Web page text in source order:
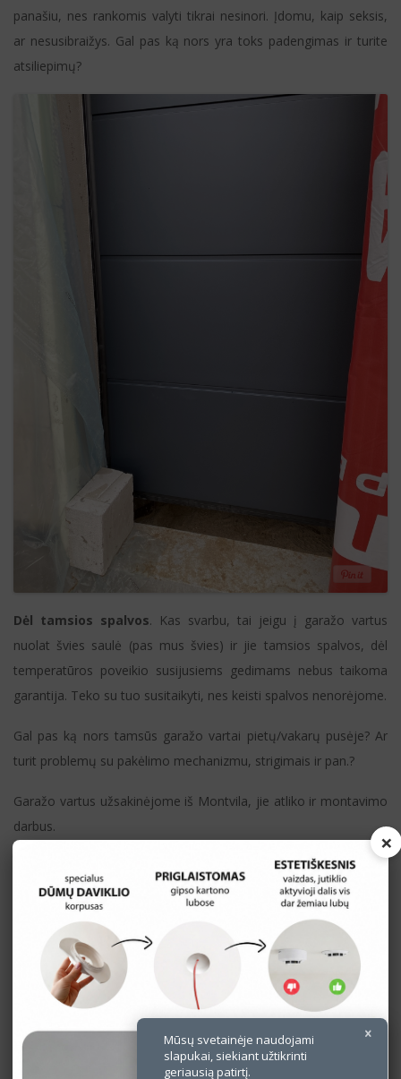
×
panašiu, nes rankomis valyti tikrai nesinori. Įdomu, kaip seksis,
ar nesusibraižys. Gal pas ką nors yra toks padengimas ir turite
atsiliepimų?
Dėl tamsios spalvos. Kas svarbu, tai jeigu į garažo vartus
nuolat švies saulė (pas mus švies) ir jie tamsios spalvos, dėl
temperatūros poveikio susijusiems gedimams nebus taikoma
garantija. Teko su tuo susitaikyti, nes keisti spalvos nenorėjome.
Gal pas ką nors tamsūs garažo vartai pietų/vakarų pusėje? Ar
turit problemų su pakėlimo mechanizmu, strigimais ir pan.?
Garažo vartus užsakinėjome iš Montvila, jie atliko ir montavimo
darbus.
Mūsų svetainėje naudojami
slapukai, siekiant užtikrinti
geriausią patirtį.